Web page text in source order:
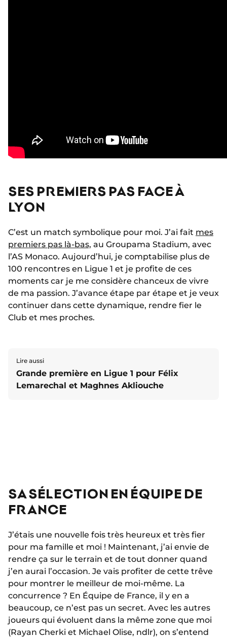
SES PREMIERS PAS FACE À
LYON
C’est un match symbolique pour moi. J’ai fait mes
premiers pas là-bas, au Groupama Stadium, avec
l’AS Monaco. Aujourd’hui, je comptabilise plus de
100 rencontres en Ligue 1 et je profite de ces
moments car je me considère chanceux de vivre
de ma passion. J’avance étape par étape et je veux
continuer dans cette dynamique, rendre fier le
Club et mes proches.
Lire aussi
Grande première en Ligue 1 pour Félix
Lemarechal et Maghnes Akliouche
SA SÉLECTION EN ÉQUIPE DE
FRANCE
J’étais une nouvelle fois très heureux et très fier
pour ma famille et moi ! Maintenant, j’ai envie de
rendre ça sur le terrain et de tout donner quand
j’en aurai l’occasion. Je vais profiter de cette trêve
pour montrer le meilleur de moi-même. La
concurrence ? En Équipe de France, il y en a
beaucoup, ce n’est pas un secret. Avec les autres
joueurs qui évoluent dans la même zone que moi
(Rayan Cherki et Michael Olise, ndlr), on s’entend